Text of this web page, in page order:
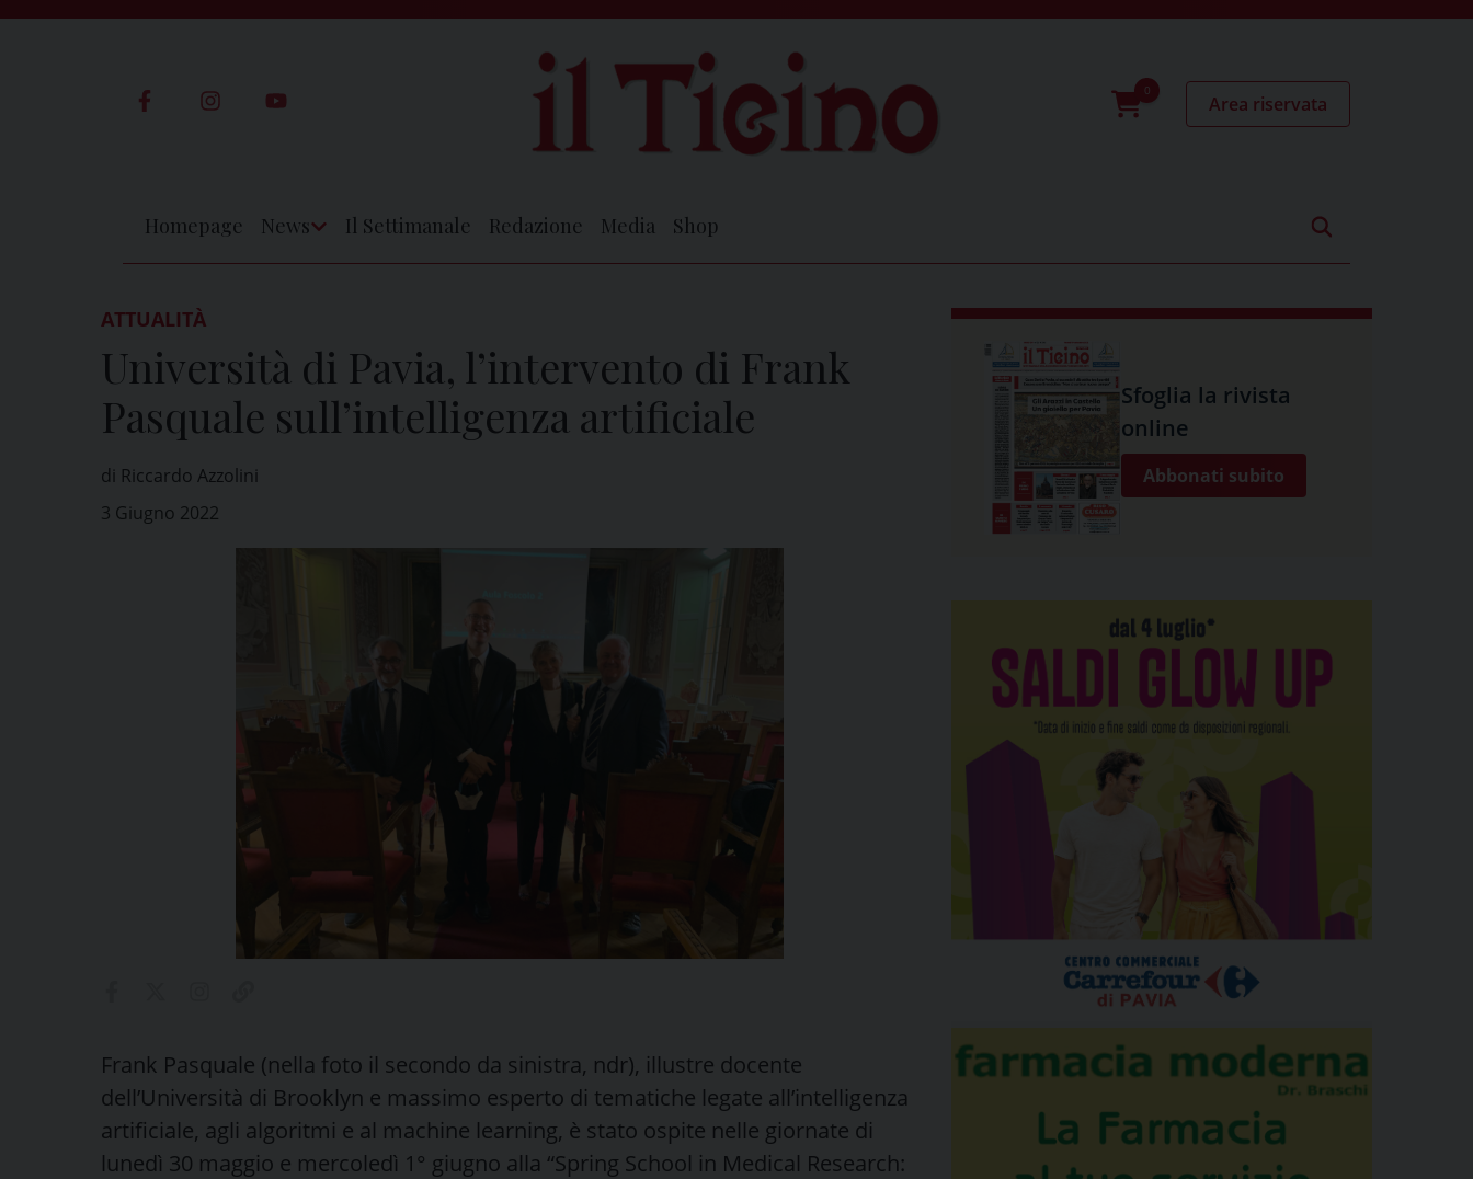
0
Area riservata
Homepage News Il Settimanale Redazione Media Shop
ATTUALITÀ
Università di Pavia, l’intervento di Frank
Pasquale sull’intelligenza artificiale
di Riccardo Azzolini
3 Giugno 2022
Frank Pasquale (nella foto il secondo da sinistra, ndr), illustre docente
dell’Università di Brooklyn e massimo esperto di tematiche legate all’intelligenza
artificiale, agli algoritmi e al machine learning, è stato ospite nelle giornate di
lunedì 30 maggio e mercoledì 1° giugno alla “Spring School in Medical Research:
Sfoglia la rivista
online
Abbonati subito